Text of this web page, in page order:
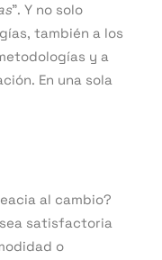
”. Y no solo
también a los
y a
En una sola
al cambio?
satisfactoria
o